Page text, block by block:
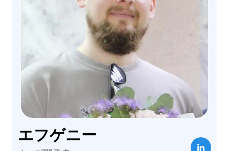
エフゲニー